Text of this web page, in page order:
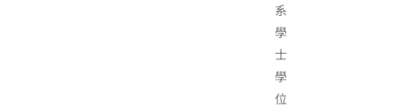
系
學
士
學
位